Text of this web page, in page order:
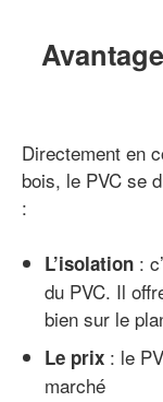
Directement en
bois, le PVC se
:
L’isolation :
du PVC. Il
bien sur le
Le prix : le
marché